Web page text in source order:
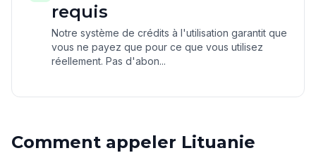
requis
Notre système de crédits à l'utilisation garantit que
vous ne payez que pour ce que vous utilisez
réellement. Pas d'abon...
Comment appeler Lituanie